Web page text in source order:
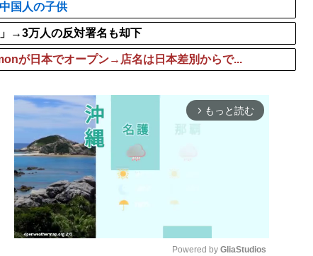
国人の子供
→3万人の反対署名も却下
が日本でオープン→店名は日本差別からで...
arrow_forward_ios もっと読む
Powered by GliaStudios